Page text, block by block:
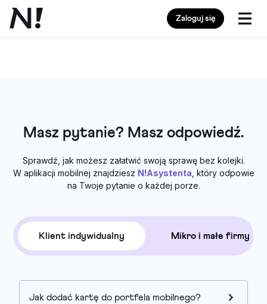
Zaloguj się
Masz pytanie? Masz odpowiedź.
Sprawdź, jak możesz załatwić swoją sprawę bez kolejki.
W aplikacji mobilnej znajdziesz N!Asystenta , który odpowie
na Twoje pytanie o każdej porze.
Klient indywidualny Mikro i małe firmy
Jak dodać kartę do portfela mobilnego?